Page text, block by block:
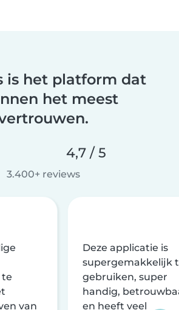
is het platform dat
het meest
4,7 / 5
3.400+ reviews
te
van
Deze applicatie is
supergemakkelijk
gebruiken, super
handig,
en heeft veel